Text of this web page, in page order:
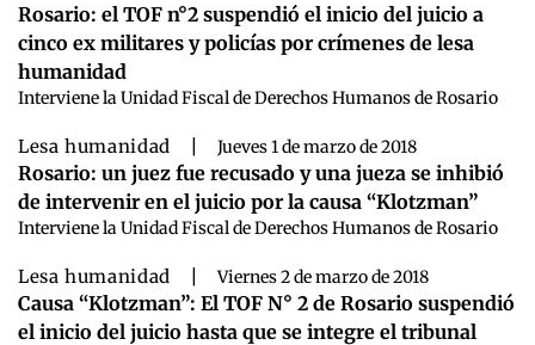
Rosario: el TOF n°2 suspendió el inicio del juicio a
cinco ex militares y policías por crímenes de lesa
humanidad
Interviene la Unidad Fiscal de Derechos Humanos de Rosario
Lesa humanidad Jueves 1 de marzo de 2018
Rosario: un juez fue recusado y una jueza se inhibió
de intervenir en el juicio por la causa “Klotzman”
Interviene la Unidad Fiscal de Derechos Humanos de Rosario
Lesa humanidad Viernes 2 de marzo de 2018
Causa “Klotzman”: El TOF N° 2 de Rosario suspendió
el inicio del juicio hasta que se integre el tribunal